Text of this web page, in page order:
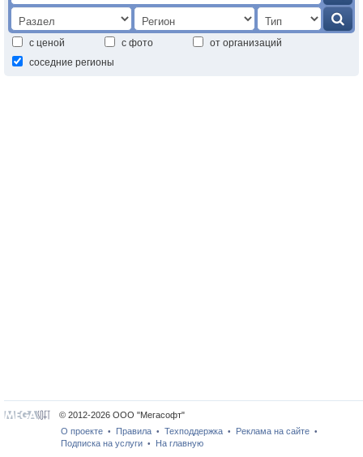
с ценой с фото
от организаций
соседние регионы
© 2012-2026 ООО "Мегасофт"
О проекте • Правила • Техподдержка • Реклама на сайте •
Подписка на услуги • На главную